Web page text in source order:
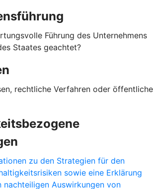
Führung des Unternehmens
Staates geachtet?
rechtliche Verfahren oder öffentliche
zu den Strategien für den
sowie eine Erklärung
nachteiligen Auswirkungen von